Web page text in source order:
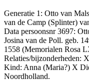
Generatie 1: Otto van
van de Camp (Splinter)
Data persoonsnr 3697:
Josina van de Poll. geb.
1558 (Memorialen Rosa
Relaties/bijzonderheden:
Kind: Anna (Maria?) X
Noordholland.